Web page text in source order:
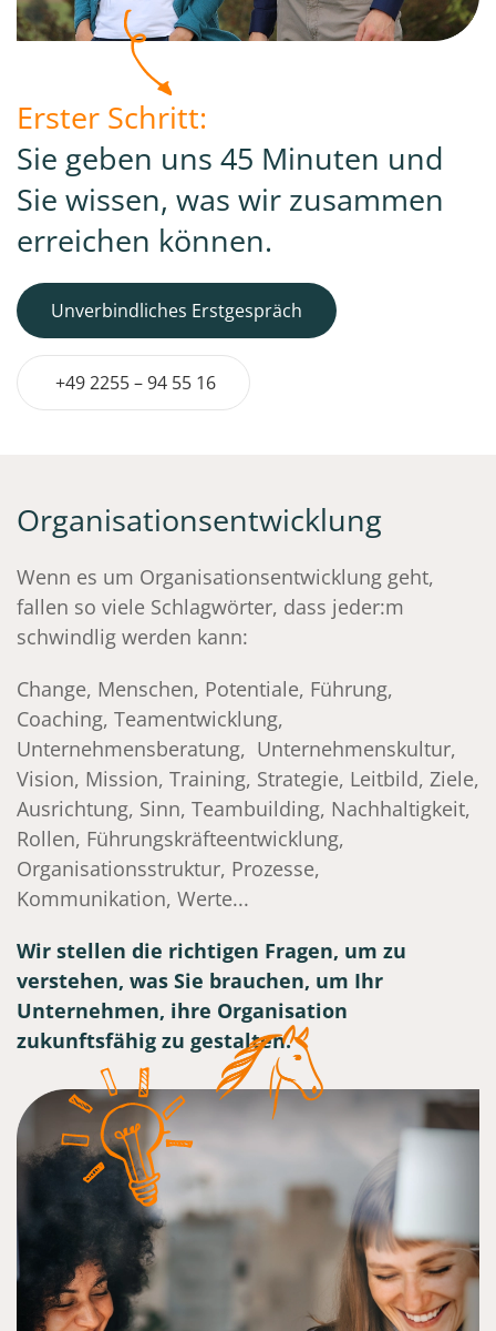
Erster Schritt:
Sie geben uns 45 Minuten und
Sie wissen, was wir zusammen
erreichen können.
Unverbindliches Erstgespräch
+49 2255 – 94 55 16
Organisationsentwicklung
Wenn es um Organisationsentwicklung geht,
fallen so viele Schlagwörter, dass jeder:m
schwindlig werden kann:
Change, Menschen, Potentiale, Führung,
Coaching, Teamentwicklung,
Unternehmensberatung, Unternehmenskultur,
Vision, Mission, Training, Strategie, Leitbild, Ziele,
Ausrichtung, Sinn, Teambuilding, Nachhaltigkeit,
Rollen, Führungskräfteentwicklung,
Organisationsstruktur, Prozesse,
Kommunikation, Werte...
Wir stellen die richtigen Fragen, um zu
verstehen, was Sie brauchen, um Ihr
Unternehmen, ihre Organisation
zukunftsfähig zu gestalten.